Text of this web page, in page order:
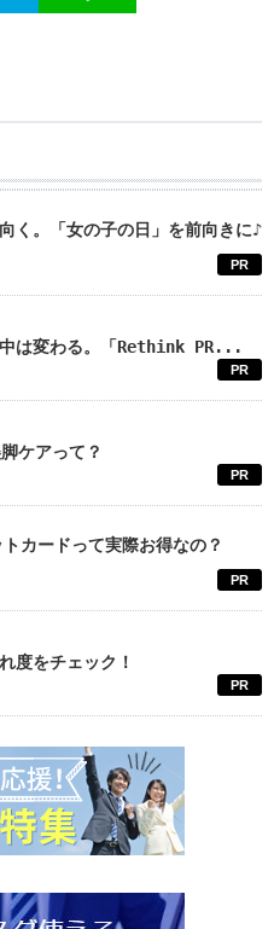
く。「女の子の日」を前向きに♪
PR
中は変わる。「Rethink PR...
PR
ケアって？
PR
カードって実際お得なの？
PR
度をチェック！
PR